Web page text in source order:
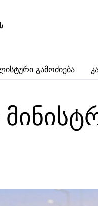
Გამოძიება